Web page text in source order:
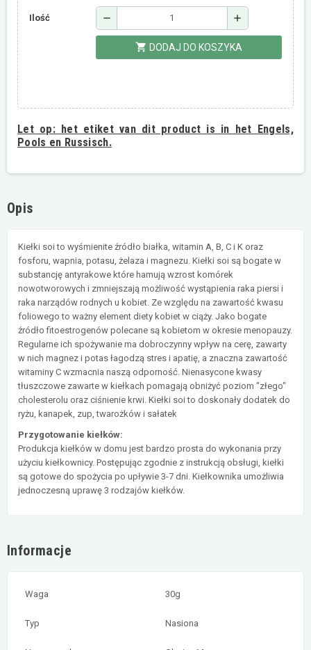
Ilość remove add
shopping_cart DODAJ DO KOSZYKA
Let op:het etiket van dit product is in het Engels,
Pools en Russisch.
Opis
Kiełki soi to wyśmienite źródło białka, witamin A, B, C i K oraz
fosforu, wapnia, potasu, żelaza i magnezu. Kiełki soi są bogate w
substancję antyrakowe które hamują wzrost komórek
nowotworowych i zmniejszają możliwość wystąpienia raka piersi i
raka narządów rodnych u kobiet. Ze względu na zawartość kwasu
foliowego to ważny element diety kobiet w ciąży. Jako bogate
źródło fitoestrogenów polecane są kobietom w okresie menopauzy.
Regularne ich spożywanie ma dobroczynny wpływ na cerę, zawarty
w nich magnez i potas łagodzą stres i apatię, a znaczna zawartość
witaminy C wzmacnia naszą odporność. Nienasycone kwasy
tłuszczowe zawarte w kiełkach pomagają obniżyć poziom "złego"
cholesterolu oraz ciśnienie krwi. Kiełki soi to doskonały dodatek do
ryżu, kanapek, zup, twarożków i sałatek
Przygotowanie kiełków:
Produkcja kiełków w domu jest bardzo prosta do wykonania przy
użyciu kiełkownicy. Postępując zgodnie z instrukcją obsługi, kiełki
są gotowe do spożycia po upływie 3-7 dni. Kiełkownika umożliwia
jednoczesną uprawę 3 rodzajów kiełków.
Informacje
Waga 30g
Typ Nasiona